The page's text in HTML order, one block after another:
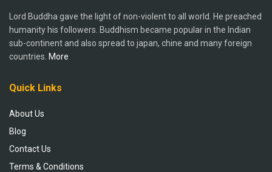
Lord Buddha gave the light of non-violent to all world. He preached
humanity his followers. Buddhism became popular in the Indian
sub-continent and also spread to japan, chine and many foreign
countries. More
Quick Links
About Us
Blog
Contact Us
Terms & Conditions